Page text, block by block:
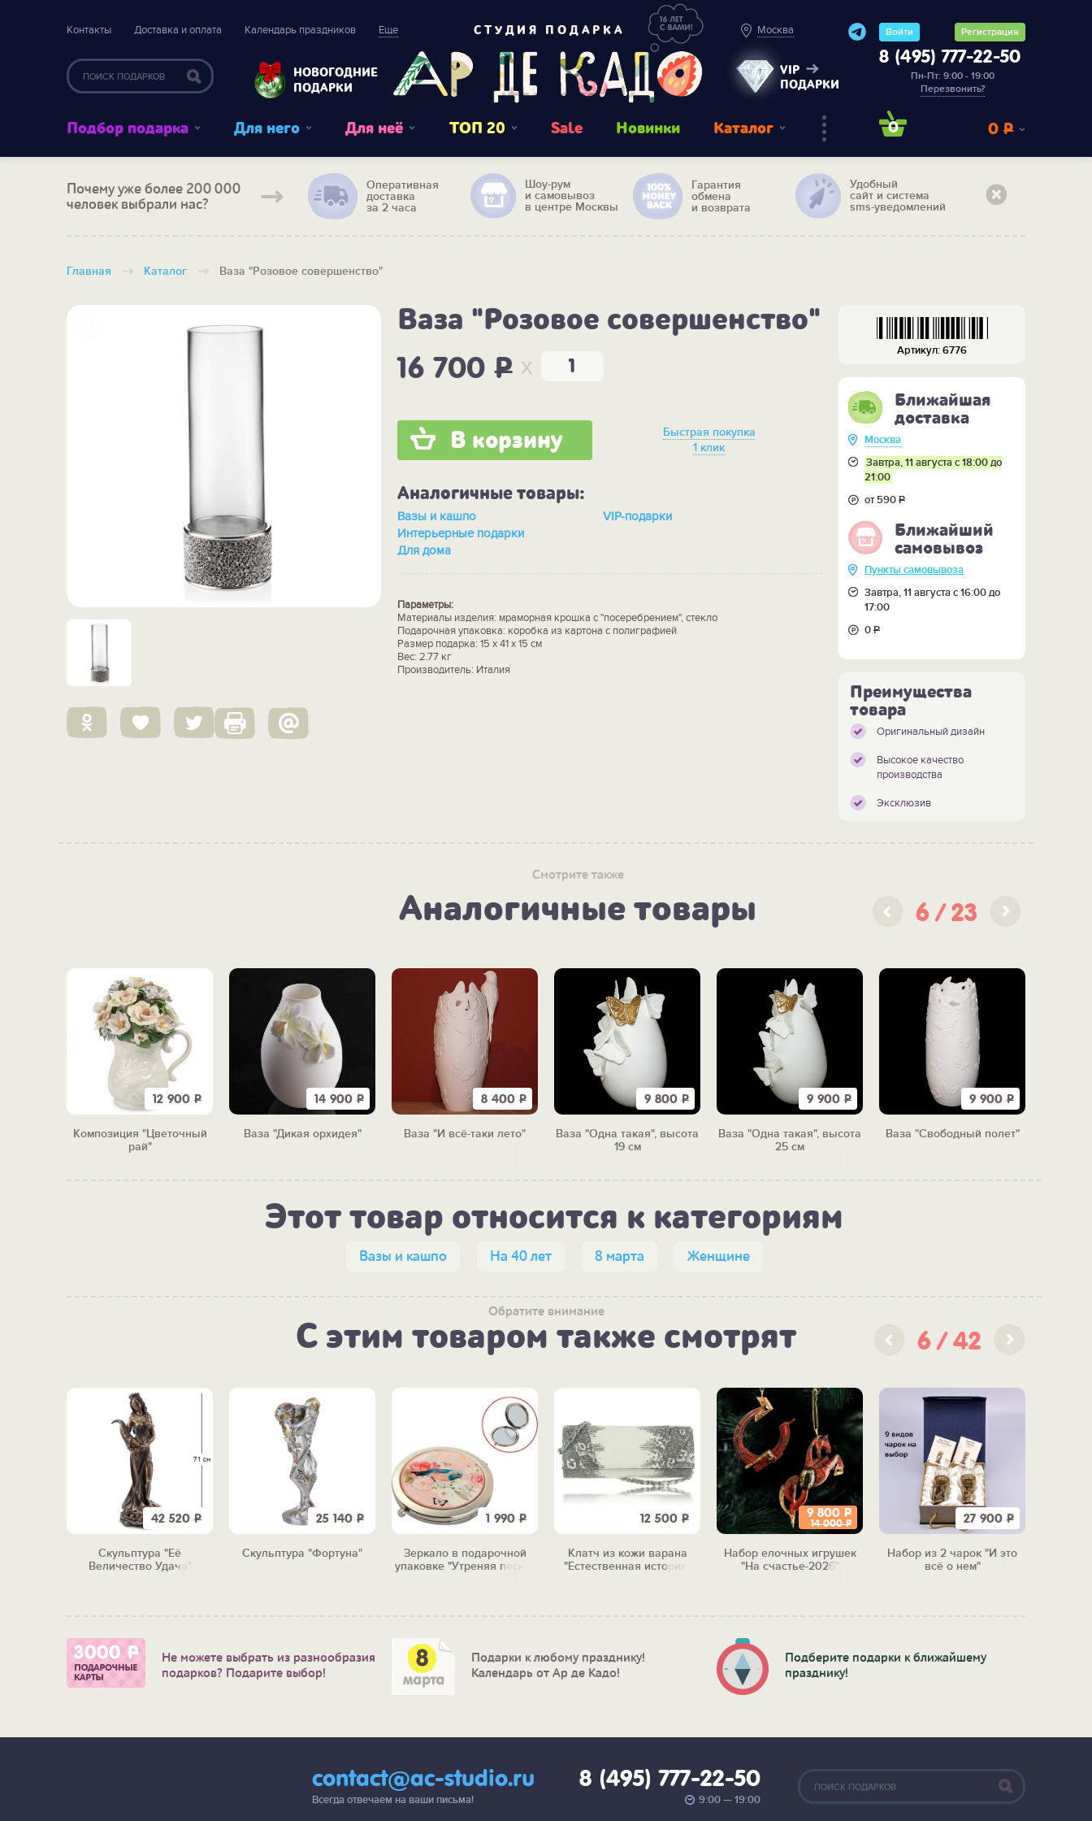
Контакты Доставка и оплата Календарь праздников Еще
НОВОГОДНИЕ
ПОДАРКИ
СТУДИЯ ПОДАРКА Москва
VIP
ПОДАРКИ
Войти Регистрация
8 (495) 777-22-50
Пн-Пт: 9:00 - 19:00
Перезвонить?
Подбор подарка Для него Для неё ТОП 20 Sale Новинки Каталог 0 0 Р
Почему уже более 200 000
человек выбрали нас?
Оперативная
доставка
за 2 часа
Шоу-рум
и самовывоз
в центре Москвы
Гарантия
обмена
и возврата
Удобный
сайт и система
sms-уведомлений
Главная Каталог Ваза "Розовое совершенство"
Ваза "Розовое совершенство"
16 700P x
В корзину
Быстрая покупка
1 клик
Аналогичные товары:
Вазы и кашпо
Интерьерные подарки
Для дома
VIP-подарки
Параметры:
Материалы изделия: мраморная крошка с "посеребрением", стекло
Подарочная упаковка: коробка из картона с полиграфией
Размер подарка: 15 х 41 х 15 см
Вес: 2.77 кг
Производитель: Италия
Артикул: 6776
Ближайшая
доставка
Москва
Завтра, 11 августа с 18:00 до
21:00
от 590Р
Ближайший
самовывоз
Пункты самовывоза
Завтра, 11 августа с 16:00 до
17:00
0Р
Преимущества
товара
Оригинальный дизайн
Высокое качество
производства
Эксклюзив
Смотрите также
Аналогичные товары 6 23
12 900 Р
Композиция "Цветочный
рай"
14 900 Р
Ваза "Дикая орхидея"
8 400 Р
Ваза "И всё-таки лето"
9 800 Р
Ваза "Одна такая", высота
19 см
9 900 Р
Ваза "Одна такая", высота
25 см
9 900 Р
Ваза "Свободный полет"
Этот товар относится к категориям
Вазы и кашпо На 40 лет 8 марта Женщине
Обратите внимание
С этим товаром также смотрят 6 42
42 520 Р
Скульптура "Её
Величество Удача"
25 140 Р
Скульптура "Фортуна"
1 990 Р
Зеркало в подарочной
упаковке "Утреняя песня"
12 500 Р
Клатч из кожи варана
"Естественная история"
9 800 Р
14 000Р
Набор елочных игрушек
"На счастье-2026"
27 900 Р
Набор из 2 чарок "И это
всё о нем"
Не можете выбрать из разнообразия
подарков? Подарите выбор!
Подарки к любому празднику!
Календарь от Ар де Кадо!
Подберите подарки к ближайшему
празднику!
contact@ac-studio.ru
Всегда отвечаем на ваши письма!
8 (495) 777-22-50
9:00 — 19:00